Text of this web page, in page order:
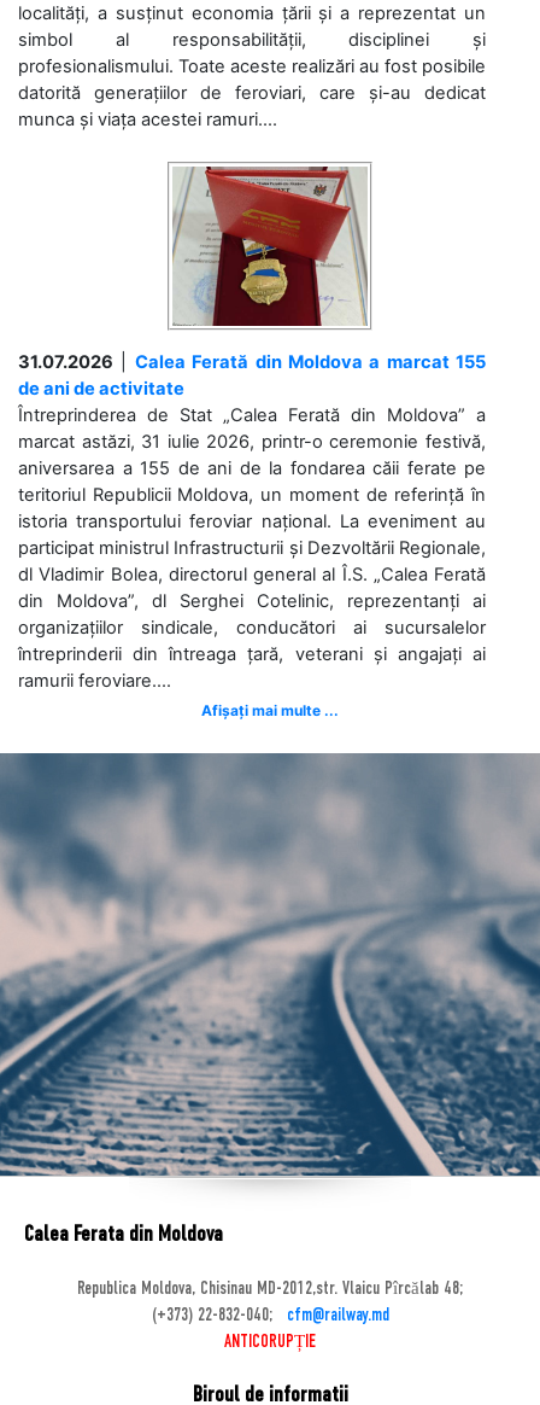
localități, a susținut economia țării și a reprezentat un
simbol al responsabilității, disciplinei și
profesionalismului. Toate aceste realizări au fost posibile
datorită generațiilor de feroviari, care și-au dedicat
munca și viața acestei ramuri....
31.07.2026
Calea Ferată din Moldova a marcat 155
de ani de activitate
Întreprinderea de Stat „Calea Ferată din Moldova” a
marcat astăzi, 31 iulie 2026, printr-o ceremonie festivă,
aniversarea a 155 de ani de la fondarea căii ferate pe
teritoriul Republicii Moldova, un moment de referință în
istoria transportului feroviar național. La eveniment au
participat ministrul Infrastructurii și Dezvoltării Regionale,
dl Vladimir Bolea, directorul general al Î.S. „Calea Ferată
din Moldova”, dl Serghei Cotelinic, reprezentanți ai
organizațiilor sindicale, conducători ai sucursalelor
întreprinderii din întreaga țară, veterani și angajați ai
ramurii feroviare....
Afișați mai multe ...
Calea Ferata din Moldova
Republica Moldova, Chisinau MD-2012,str. Vlaicu Pîrcălab 48;
(+373) 22-832-040;
cfm@railway.md
ANTICORUPȚIE
Biroul de informatii